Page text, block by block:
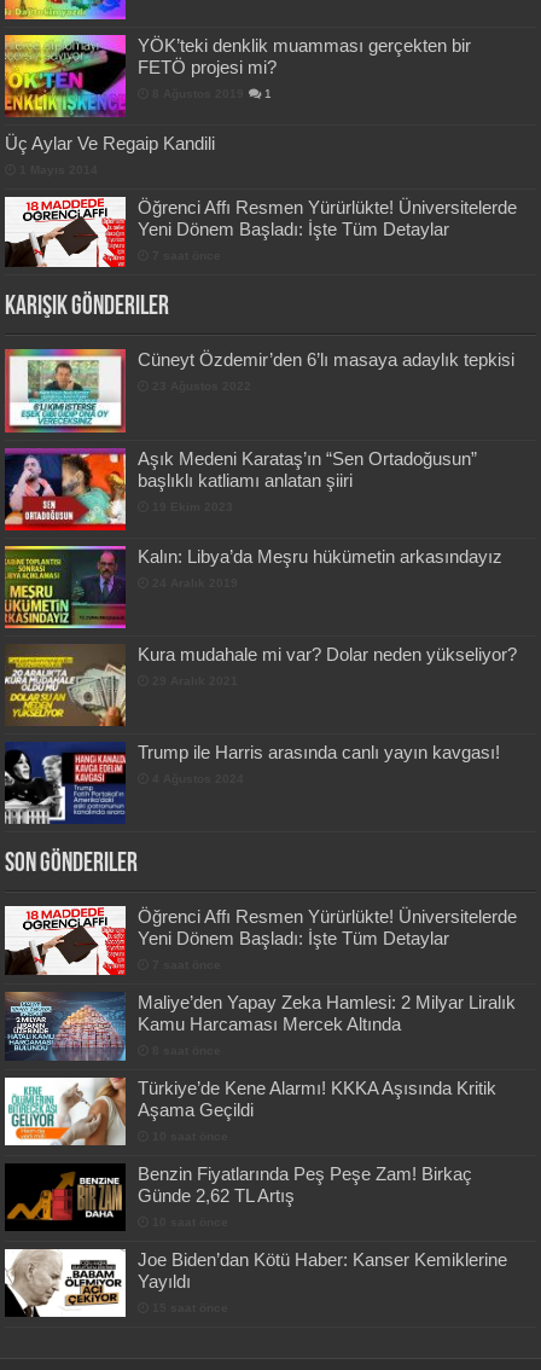
YÖK’teki denklik muamması gerçekten bir
FETÖ projesi mi?
1
Üç Aylar Ve Regaip Kandili
Öğrenci Affı Resmen Yürürlükte! Üniversitelerde
Yeni Dönem Başladı: İşte Tüm Detaylar
Karışık Gönderiler
Cüneyt Özdemir’den 6’lı masaya adaylık tepkisi
Aşık Medeni Karataş’ın “Sen Ortadoğusun”
başlıklı katliamı anlatan şiiri
Kalın: Libya’da Meşru hükümetin arkasındayız
Kura mudahale mi var? Dolar neden yükseliyor?
Trump ile Harris arasında canlı yayın kavgası!
Son Gönderiler
Öğrenci Affı Resmen Yürürlükte! Üniversitelerde
Yeni Dönem Başladı: İşte Tüm Detaylar
Maliye’den Yapay Zeka Hamlesi: 2 Milyar Liralık
Kamu Harcaması Mercek Altında
Türkiye’de Kene Alarmı! KKKA Aşısında Kritik
Aşama Geçildi
Benzin Fiyatlarında Peş Peşe Zam! Birkaç
Günde 2,62 TL Artış
Joe Biden’dan Kötü Haber: Kanser Kemiklerine
Yayıldı